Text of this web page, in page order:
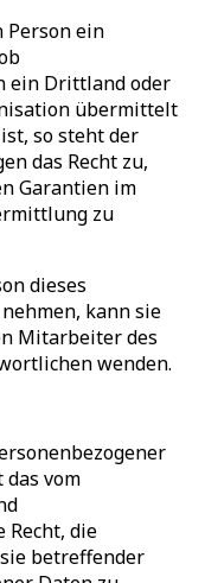
Person ein
ein Drittland oder
übermittelt
so steht der
das Recht zu,
Garantien im
zu
dieses
kann sie
Mitarbeiter des
wenden.
vom
Recht, die
betreffender